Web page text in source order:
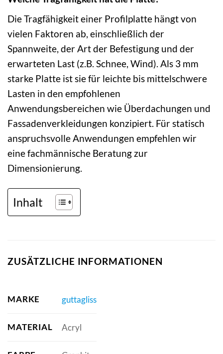
Die Tragfähigkeit einer Profilplatte hängt von
vielen Faktoren ab, einschließlich der
Spannweite, der Art der Befestigung und der
erwarteten Last (z.B. Schnee, Wind). Als 3 mm
starke Platte ist sie für leichte bis mittelschwere
Lasten in den empfohlenen
Anwendungsbereichen wie Überdachungen und
Fassadenverkleidungen konzipiert. Für statisch
anspruchsvolle Anwendungen empfehlen wir
eine fachmännische Beratung zur
Dimensionierung.
Inhalt
ZUSÄTZLICHE INFORMATIONEN
MARKE guttagliss
MATERIAL Acryl